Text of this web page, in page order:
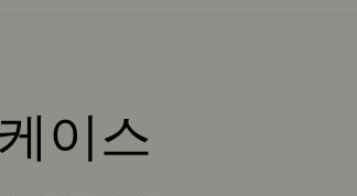
이스